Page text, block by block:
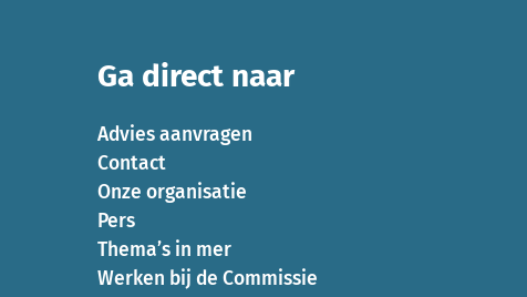
Ga direct naar
Advies aanvragen
Contact
Onze organisatie
Pers
Thema’s in mer
Werken bij de Commissie